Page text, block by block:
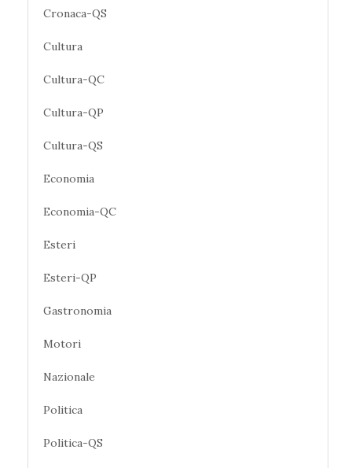
Cronaca-QS
Cultura
Cultura-QC
Cultura-QP
Cultura-QS
Economia
Economia-QC
Esteri
Esteri-QP
Gastronomia
Motori
Nazionale
Politica
Politica-QS